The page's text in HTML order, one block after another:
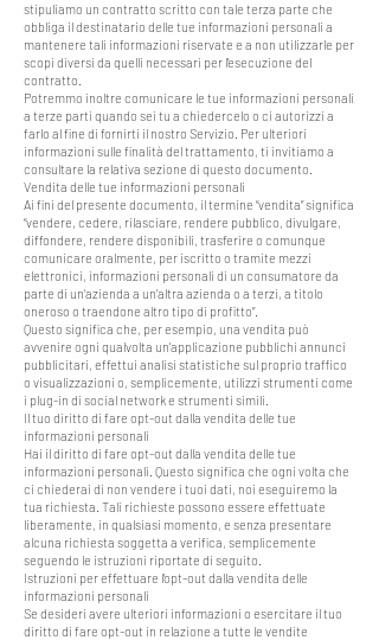
stipuliamo un contratto scritto con tale terza parte che
obbliga il destinatario delle tue informazioni personali a
mantenere tali informazioni riservate e a non utilizzarle per
scopi diversi da quelli necessari per l'esecuzione del
contratto.
Potremmo inoltre comunicare le tue informazioni personali
a terze parti quando sei tu a chiedercelo o ci autorizzi a
farlo al fine di fornirti il nostro Servizio. Per ulteriori
informazioni sulle finalità del trattamento, ti invitiamo a
consultare la relativa sezione di questo documento.
Vendita delle tue informazioni personali
Ai fini del presente documento, il termine “vendita” significa
“vendere, cedere, rilasciare, rendere pubblico, divulgare,
diffondere, rendere disponibili, trasferire o comunque
comunicare oralmente, per iscritto o tramite mezzi
elettronici, informazioni personali di un consumatore da
parte di un’azienda a un’altra azienda o a terzi, a titolo
oneroso o traendone altro tipo di profitto”.
Questo significa che, per esempio, una vendita può
avvenire ogni qualvolta un’applicazione pubblichi annunci
pubblicitari, effettui analisi statistiche sul proprio traffico
o visualizzazioni o, semplicemente, utilizzi strumenti come
i plug-in di social network e strumenti simili.
Il tuo diritto di fare opt-out dalla vendita delle tue
informazioni personali
Hai il diritto di fare opt-out dalla vendita delle tue
informazioni personali. Questo significa che ogni volta che
ci chiederai di non vendere i tuoi dati, noi eseguiremo la
tua richiesta. Tali richieste possono essere effettuate
liberamente, in qualsiasi momento, e senza presentare
alcuna richiesta soggetta a verifica, semplicemente
seguendo le istruzioni riportate di seguito.
Istruzioni per effettuare l’opt-out dalla vendita delle
informazioni personali
Se desideri avere ulteriori informazioni o esercitare il tuo
diritto di fare opt-out in relazione a tutte le vendite